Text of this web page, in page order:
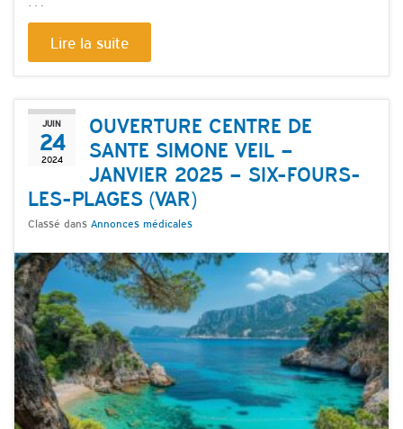
Lire la suite
JUIN
24
2024
OUVERTURE CENTRE DE
SANTE SIMONE VEIL –
JANVIER 2025 – SIX-FOURS-
LES-PLAGES (VAR)
Classé dans Annonces médicales